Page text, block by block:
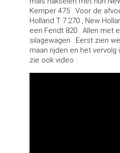
Kemper 475 . Voor de
Holland T 7.270 , New
een Fendt 820 . Allen met
silagewagen . Eerst zien
maan rijden en het
zie ook video :